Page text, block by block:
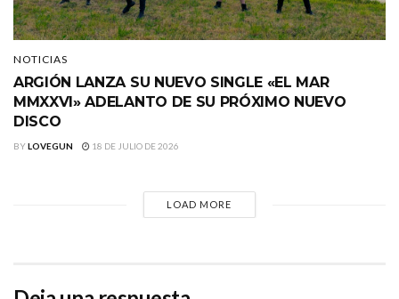
NOTICIAS
ARGIÓN LANZA SU NUEVO SINGLE «EL MAR
MMXXVI» ADELANTO DE SU PRÓXIMO NUEVO
DISCO
BYLOVEGUN 18 DE JULIO DE 2026
LOAD MORE